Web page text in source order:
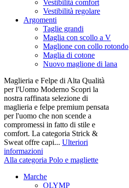
Vestibilità comfort
Vestibilità regolare
Argomenti
Taglie grandi
Maglia con scollo a V
Maglione con collo rotondo
Maglia di cotone
Nuovo maglione di lana
Maglieria e Felpe di Alta Qualità
per l'Uomo Moderno Scopri la
nostra raffinata selezione di
maglieria e felpe premium pensata
per l'uomo che non scende a
compromessi in fatto di stile e
comfort. La categoria Strick &
Sweat offre capi... Ulteriori
informazioni
Alla categoria Polo e magliette
Marche
OLYMP